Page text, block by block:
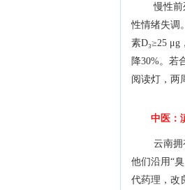
慢性前
性情绪失调
素D₃≥25
降30%。若
阅读灯，两
中医：
云南拥
他们沿用“
代药理，改